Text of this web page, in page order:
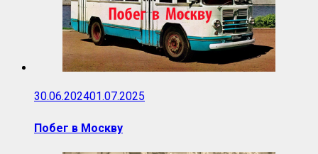
30.06.202401.07.2025
Побег в Москву